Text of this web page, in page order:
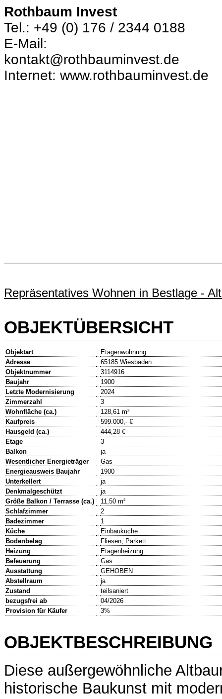
Rothbaum Invest
Tel.: +49 (0) 176 / 2344 0188
E-Mail:
kontakt@rothbauminvest.de
Internet: www.rothbauminvest.de
Repräsentatives Wohnen in Bestlage -
OBJEKTÜBERSICHT
Objektart
Etagenwohnung
Adresse
65185 Wiesbaden
Objektnummer
3114916
Baujahr
1900
Letzte Modernisierung
2024
Zimmerzahl
3
Wohnfläche (ca.)
128,61 m²
Kaufpreis
599.000,- €
Hausgeld (ca.)
444,28 €
Etage
3
Balkon
ja
Wesentlicher Energieträger
Gas
Energieausweis Baujahr
1900
Unterkellert
ja
Denkmalgeschützt
ja
Größe Balkon / Terrasse (ca.)
11,50 m²
Schlafzimmer
2
Badezimmer
1
Küche
Einbauküche
Bodenbelag
Fliesen, Parkett
Heizung
Etagenheizung
Befeuerung
Gas
Ausstattung
GEHOBEN
Abstellraum
ja
Zustand
teilsaniert
bezugsfrei ab
04/2026
Provision für Käufer
3%
OBJEKTBESCHREIBUNG
Diese außergewöhnliche
historische Baukunst mit